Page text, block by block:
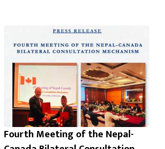
Fourth Meeting of the Nepal-